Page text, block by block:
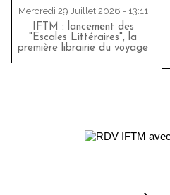
Mercredi 29 Juillet 2026 - 13:11
IFTM : lancement des
"Escales Littéraires", la
première librairie du voyage